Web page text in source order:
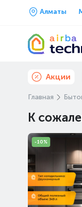
Алматы
Акции
Главная
К
-10%